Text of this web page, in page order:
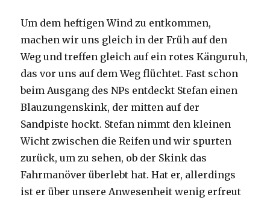
Um dem heftigen Wind zu entkommen,
machen wir uns gleich in der Früh auf den
Weg und treffen gleich auf ein rotes Känguruh,
das vor uns auf dem Weg flüchtet. Fast schon
beim Ausgang des NPs entdeckt Stefan einen
Blauzungenskink, der mitten auf der
Sandpiste hockt. Stefan nimmt den kleinen
Wicht zwischen die Reifen und wir spurten
zurück, um zu sehen, ob der Skink das
Fahrmanöver überlebt hat. Hat er, allerdings
ist er über unsere Anwesenheit wenig erfreut